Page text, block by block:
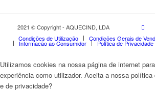
2021 © Copyright - AQUECIND, LDA
Condições de Utilização
Condições Gerais de
Informação ao Consumidor Política de Privacidade
Utilizamos cookies na nossa página de internet
experiência como utilizador. Aceita a nossa
e de privacidade?